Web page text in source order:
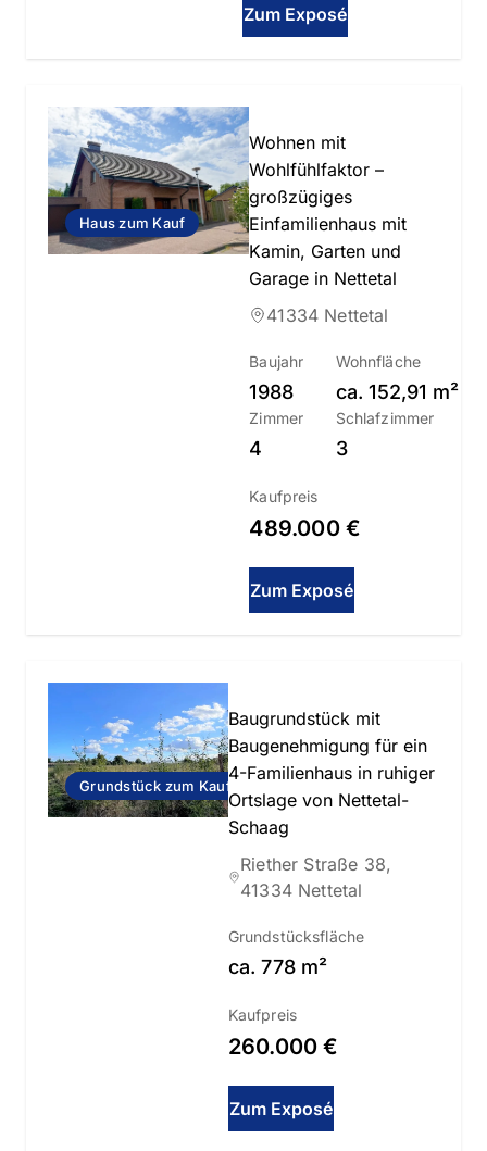
Zum Exposé
Slide 1 of 28
Haus zum Kauf
Wohnen mit
Wohlfühlfaktor –
großzügiges
Einfamilienhaus mit
Kamin, Garten und
Garage in Nettetal
41334 Nettetal
Baujahr
1988
Wohnfläche
ca. 152,91 m²
Zimmer
4
Schlafzimmer
3
Kaufpreis
489.000 €
Zum Exposé
Grundstück zum Kauf
Baugrundstück mit
Baugenehmigung für ein
4-Familienhaus in ruhiger
Ortslage von Nettetal-
Schaag
Riether Straße 38,
41334 Nettetal
Grundstücksfläche
ca. 778 m²
Kaufpreis
260.000 €
Zum Exposé